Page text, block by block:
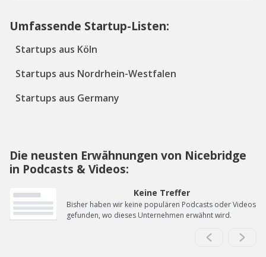
Umfassende Startup-Listen:
Startups aus Köln
Startups aus Nordrhein-Westfalen
Startups aus Germany
Die neusten Erwähnungen von Nicebridge
in Podcasts & Videos:
Keine Treffer
Bisher haben wir keine populären Podcasts oder Videos
gefunden, wo dieses Unternehmen erwähnt wird.